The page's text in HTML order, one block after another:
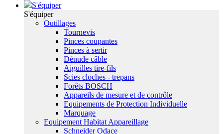
S'équiper
S'équiper
Outillages
Tournevis
Pinces coupantes
Pinces à sertir
Dénude câble
Aiguilles tire-fils
Scies cloches - trepans
Forêts BOSCH
Appareils de mesure et de contrôle
Equipements de Protection Individuelle
Marquage
Equipement Habitat Appareillage
Schneider Odace